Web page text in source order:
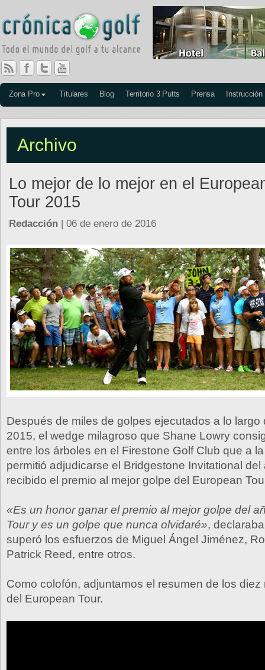
Zona Pro Titulares Blog Territorio 3 Putts Prensa Instrucción
Archivo
Lo mejor de lo mejor en el
Tour 2015
Redacción | 06 de enero de 2016
Después de miles de golpes ejecutados a lo largo
2015, el wedge milagroso que Shane Lowry
entre los árboles en el Firestone Golf Club que a
permitió adjudicarse el Bridgestone Invitational
recibido el premio al mejor golpe del European
«Es un honor ganar el premio al mejor golpe del
Tour y es un golpe que nunca olvidaré»,
superó los esfuerzos de Miguel Ángel Jiménez,
Patrick Reed, entre otros.
Como colofón, adjuntamos el resumen de los diez
del European Tour.